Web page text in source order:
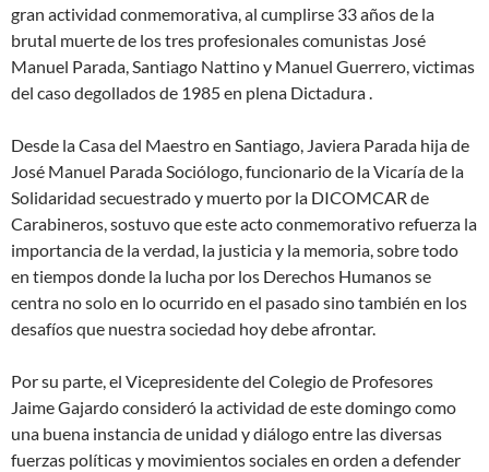
gran actividad conmemorativa, al cumplirse 33 años de la
brutal muerte de los tres profesionales comunistas José
Manuel Parada, Santiago Nattino y Manuel Guerrero, victimas
del caso degollados de 1985 en plena Dictadura .
Desde la Casa del Maestro en Santiago, Javiera Parada hija de
José Manuel Parada Sociólogo, funcionario de la Vicaría de la
Solidaridad secuestrado y muerto por la DICOMCAR de
Carabineros, sostuvo que este acto conmemorativo refuerza la
importancia de la verdad, la justicia y la memoria, sobre todo
en tiempos donde la lucha por los Derechos Humanos se
centra no solo en lo ocurrido en el pasado sino también en los
desafíos que nuestra sociedad hoy debe afrontar.
Por su parte, el Vicepresidente del Colegio de Profesores
Jaime Gajardo consideró la actividad de este domingo como
una buena instancia de unidad y diálogo entre las diversas
fuerzas políticas y movimientos sociales en orden a defender